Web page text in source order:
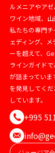
ルメニアやアゼ
ワイン地域、
私たちの専門
ェディング、
ーを超えて、
ラインガイド
が詰まってい
を発見してく
しています。
+995